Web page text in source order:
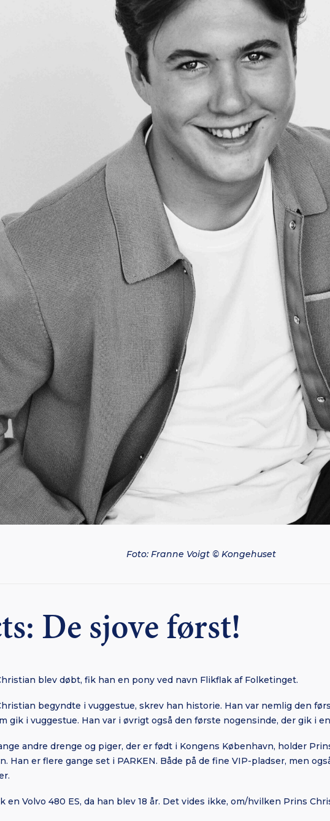
Foto: Franne Voigt © Kongehuset
De sjove først!
blev døbt, fik han en pony ved navn Flikflak af Folketinget.
begyndte i vuggestue, skrev han historie. Han var nemlig den
gik i vuggestue. Han var i øvrigt også den første nogensinde, der gik i
andre drenge og piger, der er født i Kongens København, holder
Han er flere gange set i PARKEN. Både på de fine VIP-pladser, men
en Volvo 480 ES, da han blev 18 år. Det vides ikke, om/hvilken Prins